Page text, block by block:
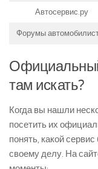
Автосервис.ру
Форумы
там искать?
Когда вы нашли
посетить их
понять, какой
своему делу. На